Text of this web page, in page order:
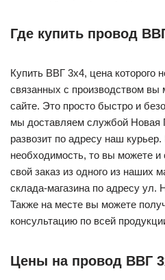
Где купить провод
Купить ВВГ 3х4, цена которого
связанных с производством вы
сайте. Это просто быстро и
мы доставляем службой Новая
развозит по адресу наш
необходимость, то вы можете и
свой заказ из одного из наших
склада-магазина по адресу ул.
Также на месте вы можете
консультацию по всей
Цены на провод ВВГ